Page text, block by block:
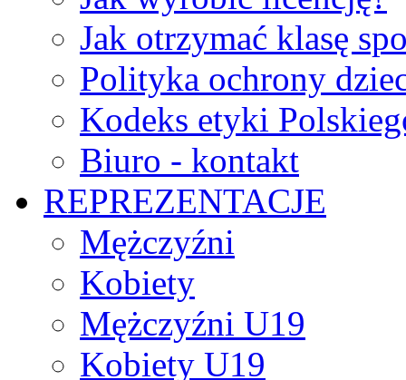
Jak otrzymać klasę
Polityka ochrony
Kodeks etyki
Biuro - kontakt
REPREZENTACJE
Mężczyźni
Kobiety
Mężczyźni U19
Kobiety U19